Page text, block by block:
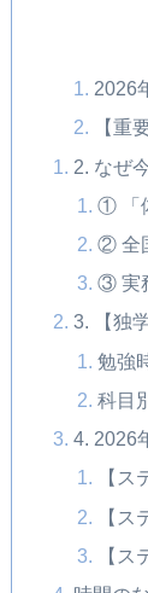
2026
【重
2. なぜ
① 「
② 全
③ 実
3. 【独
勉強
科目
4. 2026
【
【
【